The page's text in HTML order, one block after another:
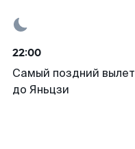
22:00
Самый поздний вылет
до Яньцзи